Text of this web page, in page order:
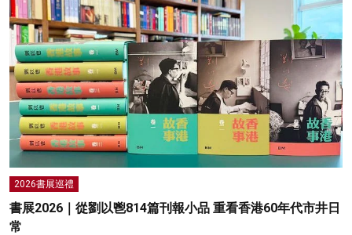
2026書展巡禮
書展2026｜從劉以鬯814篇刊報小品 重看香港60年代市井日
常